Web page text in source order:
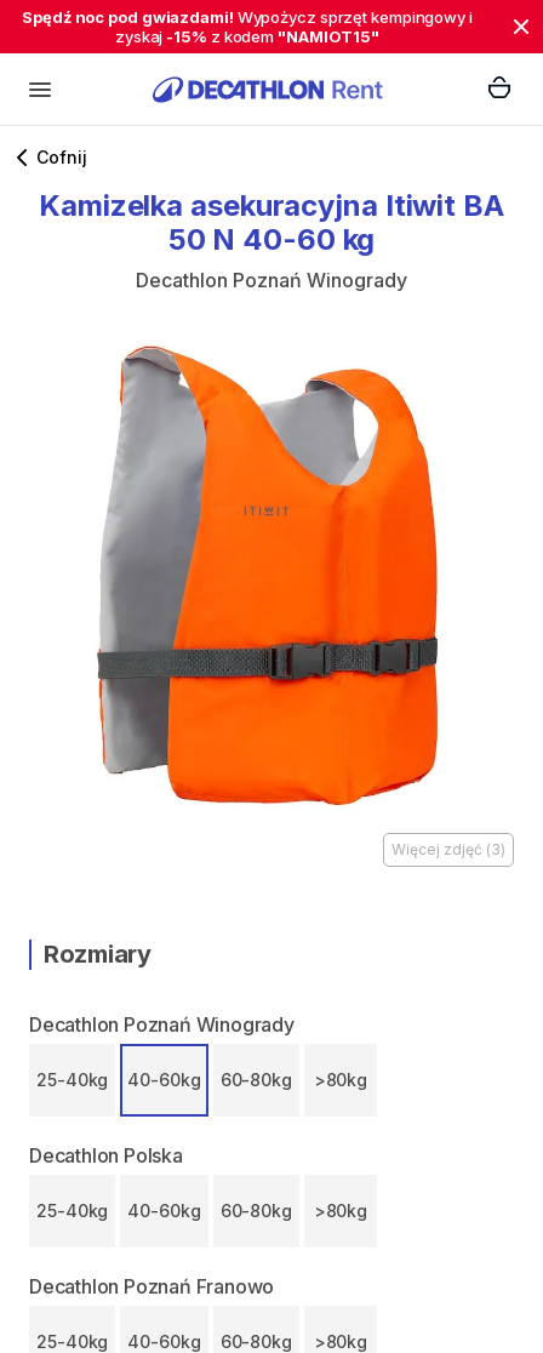
Spędź noc pod gwiazdami! Wypożycz sprzęt kempingowy i
zyskaj -15% z kodem "NAMIOT15"
Cofnij
Kamizelka asekuracyjna Itiwit BA
50 N 40-60 kg
Decathlon Poznań Winogrady
Więcej zdjęć (3)
Rozmiary
Decathlon Poznań Winogrady
25-40kg 40-60kg 60-80kg >80kg
Decathlon Polska
25-40kg 40-60kg 60-80kg >80kg
Decathlon Poznań Franowo
25-40kg 40-60kg 60-80kg >80kg